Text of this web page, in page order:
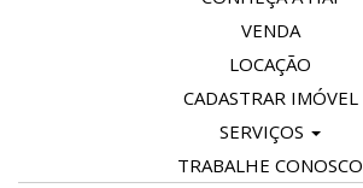
VENDA
LOCAÇÃO
CADASTRAR IMÓVEL
SERVIÇOS
TRABALHE CONOSCO